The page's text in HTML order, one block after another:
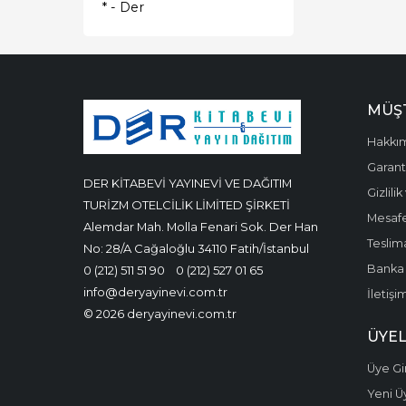
* - Der
DER KİTABEVİ YAYINEVİ VE DAĞITIM
TURİZM OTELCİLİK LİMİTED ŞİRKETİ
Alemdar Mah. Molla Fenari Sok. Der Han
No: 28/A Cağaloğlu 34110 Fatih/İstanbul
0 (212) 511 51 90
0 (212) 527 01 65
info@deryayinevi.com.tr
© 2026 deryayinevi.com.tr
Banka
Üye
Yeni